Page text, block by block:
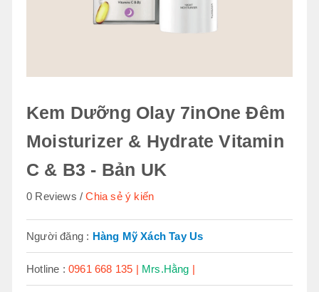
Kem Dưỡng Olay 7inOne Đêm
Moisturizer & Hydrate Vitamin
C & B3 - Bản UK
0 Reviews Chia sẻ ý kiến
Người đăng : Hàng Mỹ Xách Tay Us
Hotline :0961 668 135 | Mrs.Hằng |